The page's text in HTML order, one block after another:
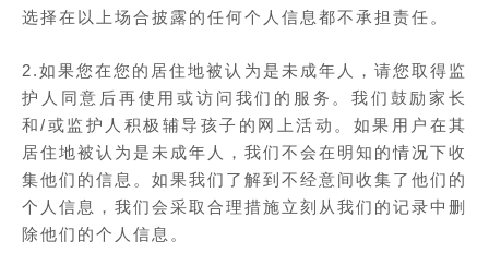
选择在以上场合披露的任何个人信息都不承担责任。
2.如果您在您的居住地被认为是未成年人，请您取得监
护人同意后再使用或访问我们的服务。我们鼓励家长
和/或监护人积极辅导孩子的网上活动。如果用户在其
居住地被认为是未成年人，我们不会在明知的情况下收
集他们的信息。如果我们了解到不经意间收集了他们的
个人信息，我们会采取合理措施立刻从我们的记录中删
除他们的个人信息。